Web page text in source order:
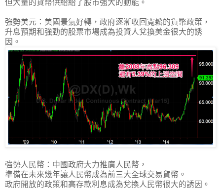
但大量的貨幣供給給了股市強大的動能。
強勢美元：美國景氣好轉，政府逐漸收回寬鬆的貨幣政策，
升息預期和強勁的股票市場成為投資人兌換美金很大的誘
因。
強勢人民幣：中國政府大力推廣人民幣，
準備在未來幾年讓人民幣成為前三大全球交易貨幣。
政府開放的政策和高存款利息成為兌換人民幣很大的誘因。